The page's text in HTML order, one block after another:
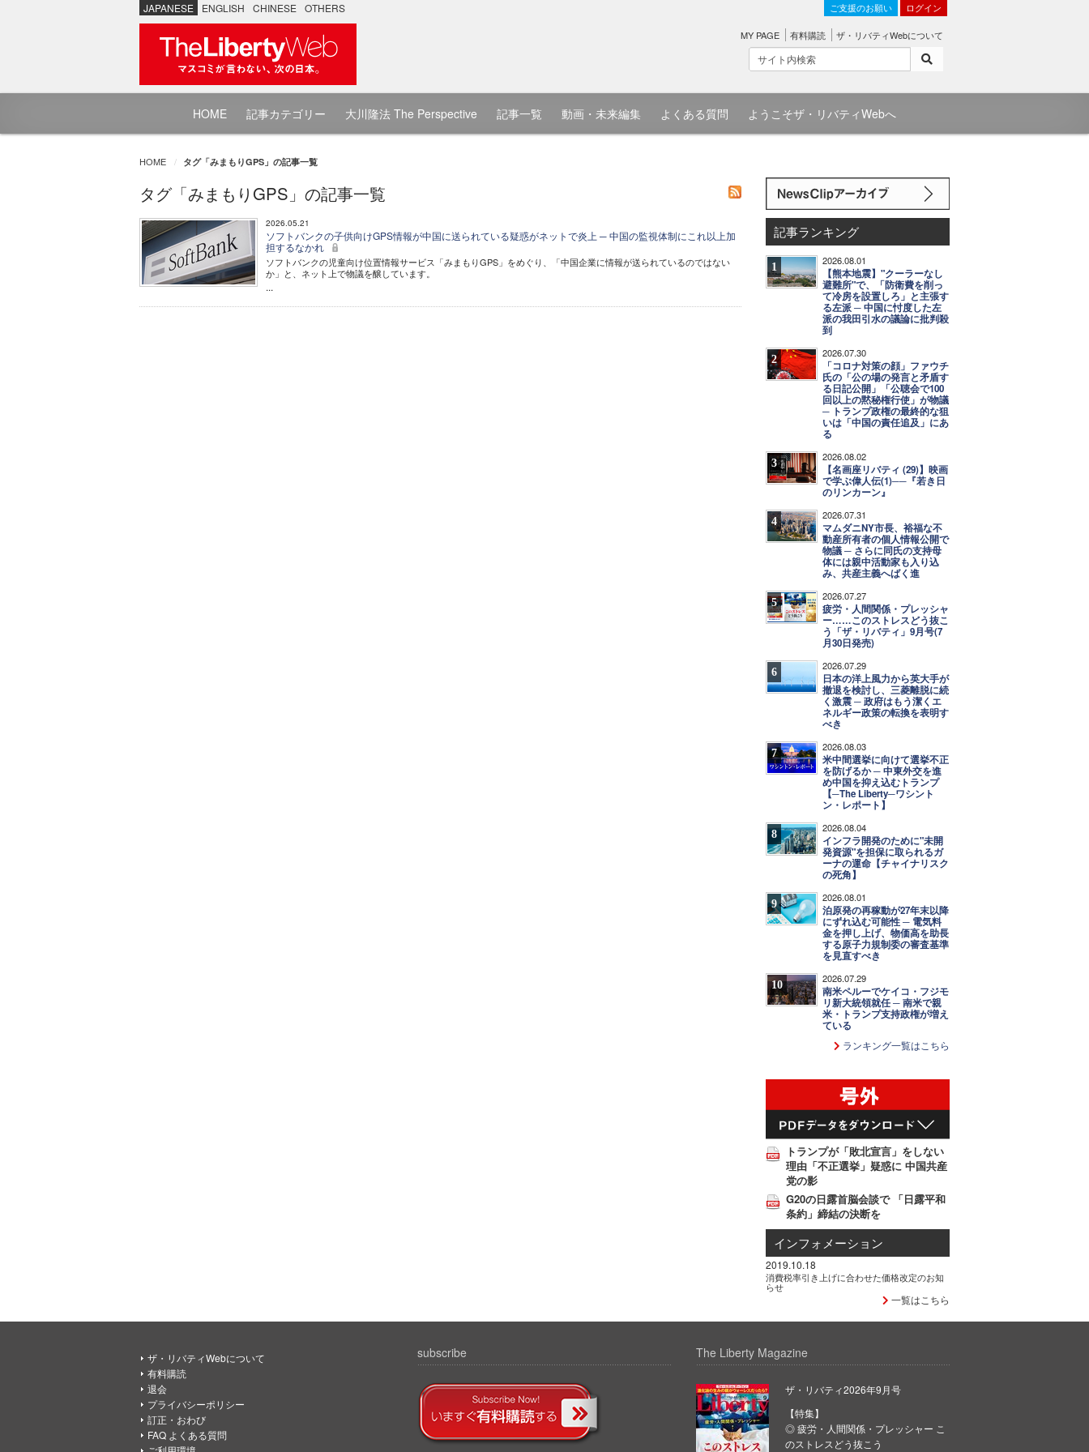
JAPANESE ENGLISH CHINESE OTHERS ご支援のお願い ログイン
MY PAGE 有料購読 ザ・リバティWebについて
HOME 記事カテゴリー 大川隆法 The Perspective 記事一覧 動画・未来編集 よくある質問 ようこそザ・リバティWebへ
HOME タグ「みまもりGPS」の記事一覧
タグ「みまもりGPS」の記事一覧
2026.05.21
ソフトバンクの子供向けGPS情報が中国に送られている疑惑がネットで炎上 ─ 中国の監視体制にこれ以上加
担するなかれ
ソフトバンクの児童向け位置情報サービス「みまもりGPS」をめぐり、「中国企業に情報が送られているのではない
か」と、ネット上で物議を醸しています。
...
記事ランキング
1 2026.08.01
【熊本地震】"クーラーなし
避難所"で、「防衛費を削っ
て冷房を設置しろ」と主張す
る左派 ─ 中国に忖度した左
派の我田引水の議論に批判殺
到
2 2026.07.30
「コロナ対策の顔」ファウチ
氏の「公の場の発言と矛盾す
る日記公開」「公聴会で100
回以上の黙秘権行使」が物議
─ トランプ政権の最終的な狙
いは「中国の責任追及」にあ
る
3 2026.08.02
【名画座リバティ (29)】映画
で学ぶ偉人伝(1)──『若き日
のリンカーン』
4 2026.07.31
マムダニNY市長、裕福な不
動産所有者の個人情報公開で
物議 ─ さらに同氏の支持母
体には親中活動家も入り込
み、共産主義へばく進
5 2026.07.27
疲労・人間関係・プレッシャ
ー……このストレスどう抜こ
う「ザ・リバティ」9月号(7
月30日発売)
6 2026.07.29
日本の洋上風力から英大手が
撤退を検討し、三菱離脱に続
く激震 ─ 政府はもう潔くエ
ネルギー政策の転換を表明す
べき
7 2026.08.03
米中間選挙に向けて選挙不正
を防げるか ─ 中東外交を進
め中国を抑え込むトランプ
【─The Liberty─ワシント
ン・レポート】
8 2026.08.04
インフラ開発のために"未開
発資源"を担保に取られるガ
ーナの運命【チャイナリスク
の死角】
9 2026.08.01
泊原発の再稼動が27年末以降
にずれ込む可能性 ─ 電気料
金を押し上げ、物価高を助長
する原子力規制委の審査基準
を見直すべき
10 2026.07.29
南米ペルーでケイコ・フジモ
リ新大統領就任 ─ 南米で親
米・トランプ支持政権が増え
ている
ランキング一覧はこちら
トランプが「敗北宣言」をしない
理由「不正選挙」疑惑に 中国共産
党の影
G20の日露首脳会談で 「日露平和
条約」締結の決断を
インフォメーション
2019.10.18
消費税率引き上げに合わせた価格改定のお知
らせ
一覧はこちら
ザ・リバティWebについて
有料購読
退会
プライバシーポリシー
訂正・おわび
FAQ よくある質問
subscribe The Liberty Magazine
ザ・リバティ2026年9月号
【特集】
◎ 疲労・人間関係・プレッシャー こ
のストレスどう抜こう